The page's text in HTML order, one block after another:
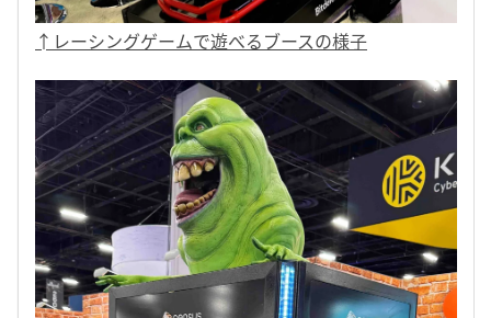
↑レーシングゲームで遊べるブースの様子